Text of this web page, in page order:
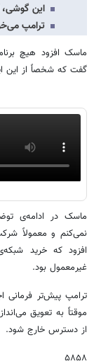
این گوشی، آیفون ۱۶ و اس ۲۵
ترامپ
ماسک افزود هیچ
گفت که شخصاً از این
ماسک در ادامه‌ی
نمی‌کنم و معمولاً
غیرمعمول بود.
ترامپ پیش‌تر فرمانی
از دسترس خارج شود.
۵۸۵۸